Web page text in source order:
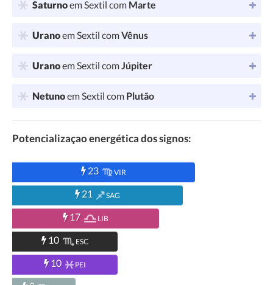
Saturnoem Sextil com Marte
Uranoem Sextil comVênus
Uranoem Sextil comJúpiter
Netunoem Sextil com Plutão
Potencializaçao energética dos signos:
23 VIR
21 SAG
17 LIB
10 ESC
10 PEI